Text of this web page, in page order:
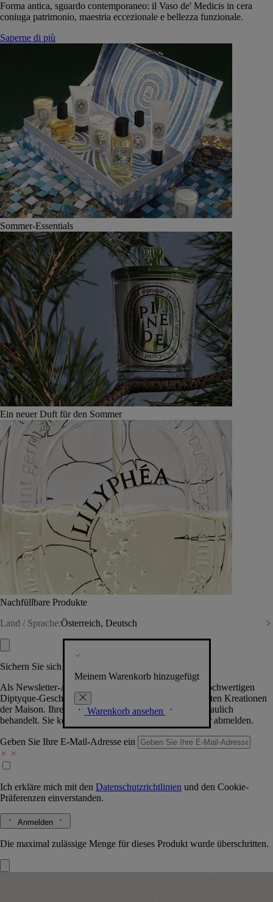
Forma antica, sguardo contemporaneo: il Vaso de' Medicis in cera
coniuga patrimonio, maestria eccezionale e bellezza funzionale.
Saperne di più
Sommer-Essentials
Ein neuer Duft für den Sommer
Nachfüllbare Produkte
Land / Sprache:Österreich, Deutsch
Meinem Warenkorb hinzugefügt
Warenkorb ansehen
Sichern Sie sich exklusive Vorteile
Als Newsletter-Abonnent.in erhalten Sie Zugang zu hochwertigen
Diptyque-Geschenken, Events & News über die neuesten Kreationen
der Maison. Ihre Daten werden selbstverständlich vertraulich
behandelt. Sie können sich jederzeit problemlos wieder abmelden.
Geben Sie Ihre E-Mail-Adresse ein
Ich erkläre mich mit den Datenschutzrichtlinien und den Cookie-
Präferenzen einverstanden.
Anmelden
Die maximal zulässige Menge für dieses Produkt wurde überschritten.